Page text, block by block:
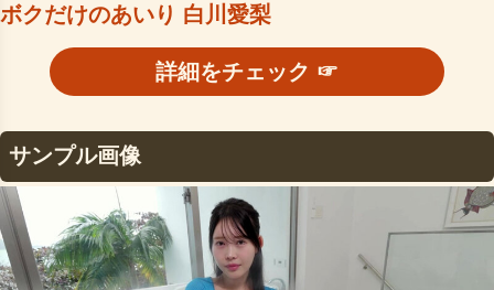
ボクだけのあいり 白川愛梨
詳細をチェック ☞
サンプル画像